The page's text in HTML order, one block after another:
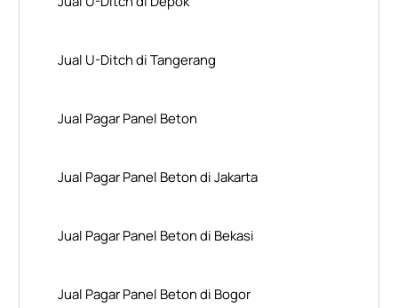
Jual U-Ditch di Tangerang
Jual Pagar Panel Beton
Jual Pagar Panel Beton di Jakarta
Jual Pagar Panel Beton di Bekasi
Jual Pagar Panel Beton di Bogor